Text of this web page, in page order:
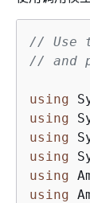
// Use
// and
using
using
using
using
using
using